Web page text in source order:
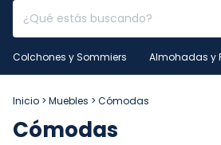
Colchones y Sommiers Almohadas y
Inicio > Muebles > Cómodas
Cómodas